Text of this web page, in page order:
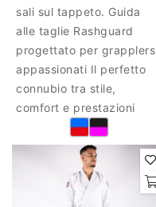
sali sul tappeto. Guida
alle taglie Rashguard
progettato per grapplers
appassionati Il perfetto
connubio tra stile,
comfort e prestazioni